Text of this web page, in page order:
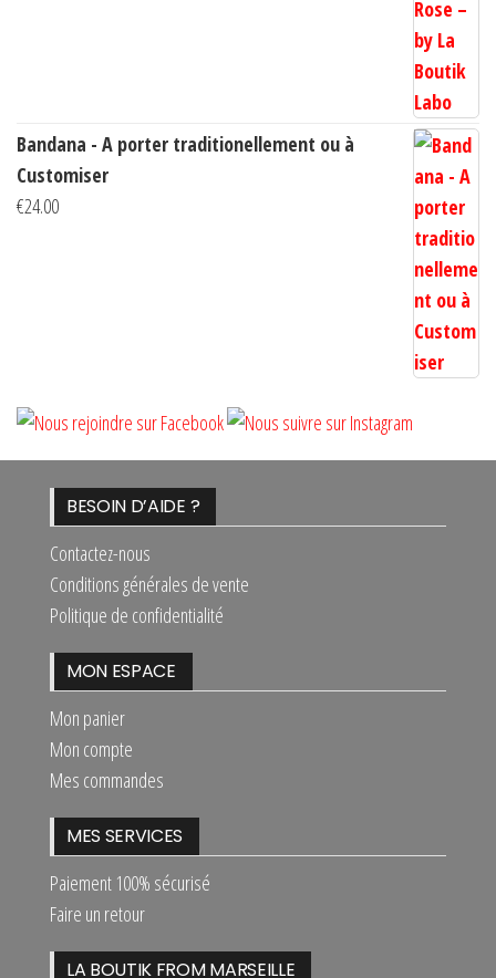
Bandana - A porter traditionellement ou à
Customiser
€24.00
BESOIN D’AIDE ?
Contactez-nous
Conditions générales de vente
Politique de confidentialité
MON ESPACE
Mon panier
Mon compte
Mes commandes
MES SERVICES
Paiement 100% sécurisé
Faire un retour
LA BOUTIK FROM MARSEILLE